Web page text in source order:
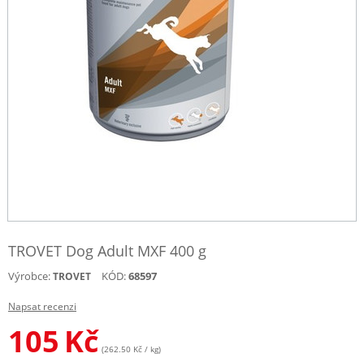
TROVET Dog Adult MXF 400 g
Výrobce:TROVET KÓD:68597
Napsat recenzi
105 Kč (262.50 Kč / kg)